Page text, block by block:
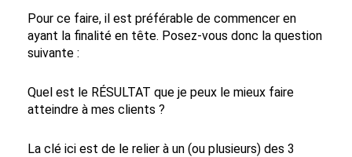
Pour ce faire, il est préférable de commencer en
ayant la finalité en tête. Posez-vous donc la question
suivante :
Quel est le RÉSULTAT que je peux le mieux faire
atteindre à mes clients ?
La clé ici est de le relier à un (ou plusieurs) des 3